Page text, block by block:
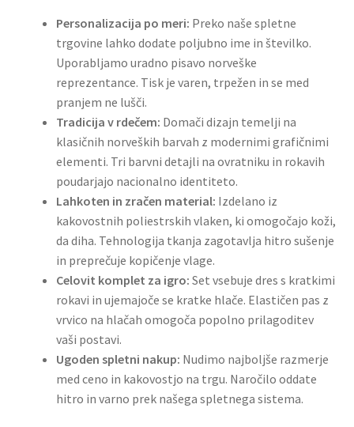
Personalizacija po meri: Preko naše spletne
trgovine lahko dodate poljubno ime in številko.
Uporabljamo uradno pisavo norveške
reprezentance. Tisk je varen, trpežen in se med
pranjem ne lušči.
Tradicija v rdečem: Domači dizajn temelji na
klasičnih norveških barvah z modernimi grafičnimi
elementi. Tri barvni detajli na ovratniku in rokavih
poudarjajo nacionalno identiteto.
Lahkoten in zračen material: Izdelano iz
kakovostnih poliestrskih vlaken, ki omogočajo koži,
da diha. Tehnologija tkanja zagotavlja hitro sušenje
in preprečuje kopičenje vlage.
Celovit komplet za igro: Set vsebuje dres s kratkimi
rokavi in ujemajoče se kratke hlače. Elastičen pas z
vrvico na hlačah omogoča popolno prilagoditev
vaši postavi.
Ugoden spletni nakup: Nudimo najboljše razmerje
med ceno in kakovostjo na trgu. Naročilo oddate
hitro in varno prek našega spletnega sistema.